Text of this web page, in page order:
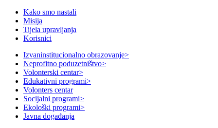
Kako smo nastali
Misija
Tijela upravljanja
Korisnici
Izvaninstitucionalno obrazovanje>
Neprofitno poduzetništvo>
Volonterski centar>
Edukativni programi>
Volonters centar
Socijalni programi>
Ekološki programi>
Javna događanja